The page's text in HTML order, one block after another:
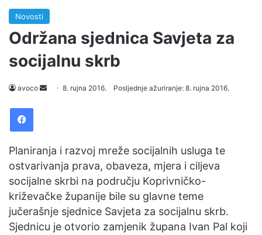
Novosti
Održana sjednica Savjeta za
socijalnu skrb
avoco
a
n
e
m
a
i
l
8. rujna 2016. Posljednje ažuriranje: 8. rujna 2016.
Planiranja i razvoj mreže socijalnih usluga te
ostvarivanja prava, obaveza, mjera i ciljeva
socijalne skrbi na području Koprivničko-
križevačke županije bile su glavne teme
jučerašnje sjednice Savjeta za socijalnu skrb.
Sjednicu je otvorio zamjenik župana Ivan Pal koji